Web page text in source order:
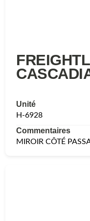
Unité
H-6928
Commentaires
MIROIR CÔTÉ